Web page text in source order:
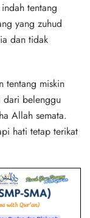
tentang
yang zuhud
dan tidak
tentang miskin
dari belenggu
Allah semata.
hati tetap terikat